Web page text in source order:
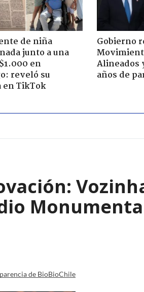
de niña
junto a una
en
reveló su
TikTok
Gobierno
Alineados
años de
de BioBioChile